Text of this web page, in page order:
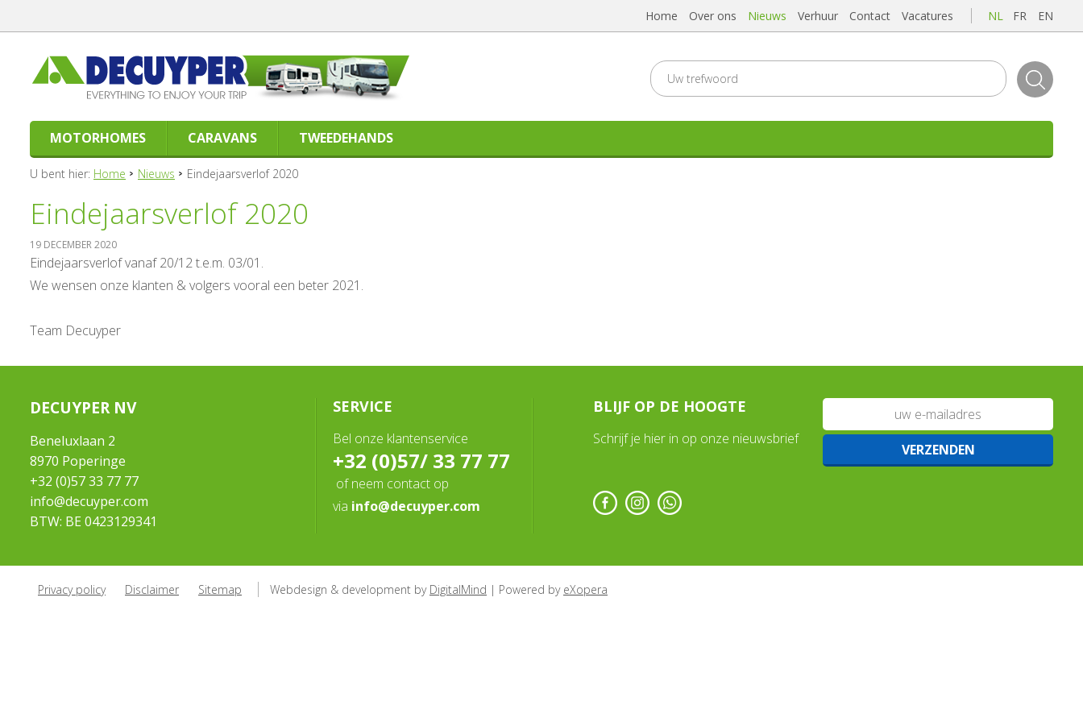
Home Over ons Nieuws Verhuur Contact Vacatures NL FR EN
MOTORHOMES CARAVANS TWEEDEHANDS
U bent hier: Home Nieuws Eindejaarsverlof 2020
Eindejaarsverlof 2020
19 DECEMBER 2020
Eindejaarsverlof vanaf 20/12 t.e.m. 03/01.
We wensen onze klanten & volgers vooral een beter 2021.
Team Decuyper
DECUYPER NV
Beneluxlaan 2
8970 Poperinge
+32 (0)57 33 77 77
info@decuyper.com
BTW: BE 0423129341
SERVICE
Bel onze klantenservice
+32 (0)57/ 33 77 77
of neem contact op
via info@decuyper.com
BLIJF OP DE HOOGTE
Schrijf je hier in op onze nieuwsbrief
Privacy policy Disclaimer Sitemap Webdesign & development by DigitalMind | Powered by eXopera